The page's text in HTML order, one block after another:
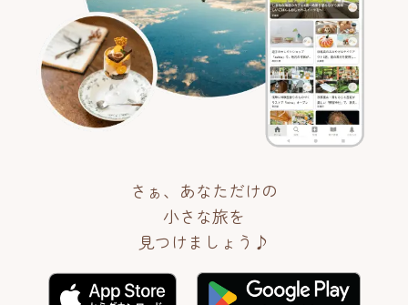
さぁ、あなただけの
小さな旅を
見つけましょう♪